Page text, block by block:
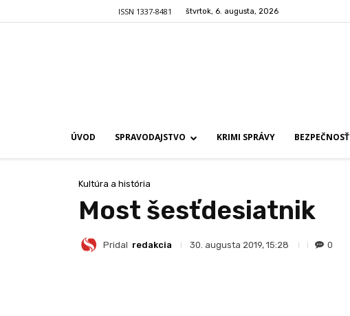
ISSN 1337-8481 štvrtok, 6. augusta, 2026
ÚVOD SPRAVODAJSTVO KRIMI SPRÁVY BEZPEČNOSŤ
Kultúra a história
Most šesťdesiatnik
Pridal redakcia 30. augusta 2019, 15:28 0